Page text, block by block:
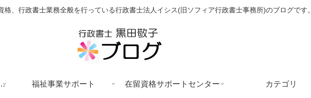
格、行政書士業務全般を行っている行政書士法人イシス(旧ソフィア行政書士事務所)のブログです。
(旧ソフィア行政書士事務所) 福祉事業サポート 在留資格サポートセンター カテゴリ